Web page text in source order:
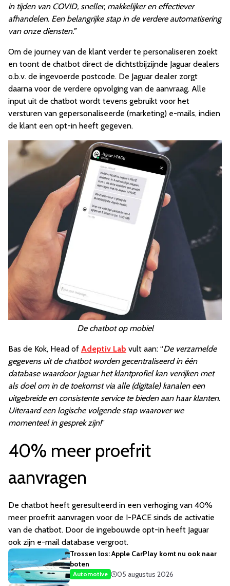
in tijden van COVID, sneller, makkelijker en effectiever
afhandelen. Een belangrijke stap in de verdere automatisering
van onze diensten.”
Om de journey van de klant verder te personaliseren zoekt
en toont de chatbot direct de dichtstbijzijnde Jaguar dealers
o.b.v. de ingevoerde postcode. De Jaguar dealer zorgt
daarna voor de verdere opvolging van de aanvraag. Alle
input uit de chatbot wordt tevens gebruikt voor het
versturen van gepersonaliseerde (marketing) e-mails, indien
de klant een opt-in heeft gegeven.
De chatbot op mobiel
Bas de Kok, Head of Adeptiv Lab vult aan: “De verzamelde
gegevens uit de chatbot worden gecentraliseerd in één
database waardoor Jaguar het klantprofiel kan verrijken met
als doel om in de toekomst via alle (digitale) kanalen een
uitgebreide en consistente service te bieden aan haar klanten.
Uiteraard een logische volgende stap waarover we
momenteel in gesprek zijn!”
40% meer proefrit
aanvragen
De chatbot heeft geresulteerd in een verhoging van 40%
meer proefrit aanvragen voor de I-PACE sinds de activatie
van de chatbot. Door de ingebouwde opt-in heeft Jaguar
ook zijn e-mail database vergroot.
Trossen los: Apple CarPlay komt nu ook naar
boten
Automotive
05 augustus 2026